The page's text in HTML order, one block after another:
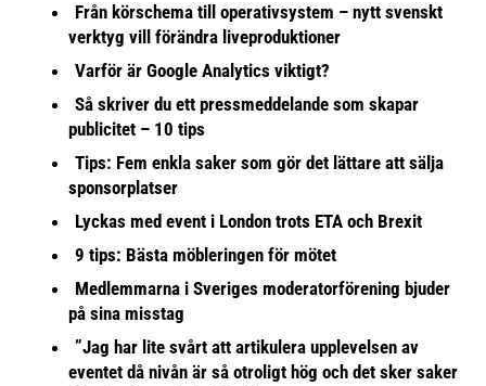
Från körschema till operativsystem – nytt svenskt
verktyg vill förändra liveproduktioner
Varför är Google Analytics viktigt?
Så skriver du ett pressmeddelande som skapar
publicitet – 10 tips
Tips: Fem enkla saker som gör det lättare att sälja
sponsorplatser
Lyckas med event i London trots ETA och Brexit
9 tips: Bästa möbleringen för mötet
Medlemmarna i Sveriges moderatorförening bjuder
på sina misstag
”Jag har lite svårt att artikulera upplevelsen av
eventet då nivån är så otroligt hög och det sker saker